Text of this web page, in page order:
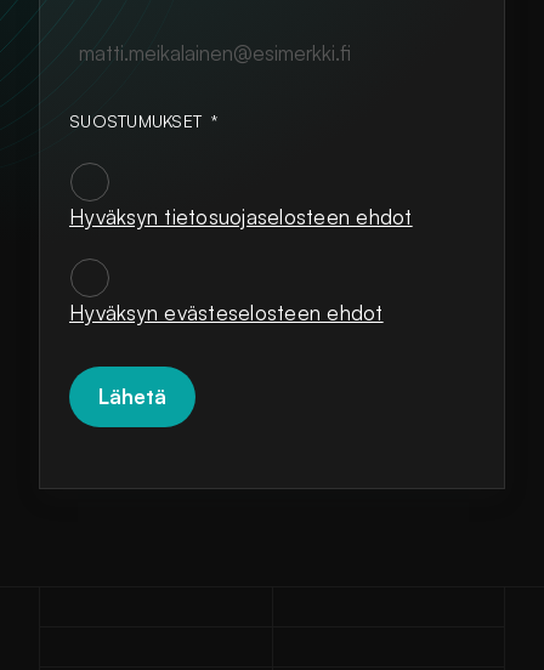
SUOSTUMUKSET *
Hyväksyn tietosuojaselosteen ehdot
SUOSTUMUKSET
Hyväksyn evästeselosteen ehdot